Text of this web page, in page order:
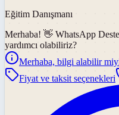
Eğitim Danışmanı
Merhaba! 👋 WhatsApp
yardımcı olabiliriz?
Merhaba, bilgi alabilir
Fiyat ve taksit seçenekleri